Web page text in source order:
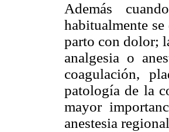
Además
habitualmente
parto con dolor;
analgesia o
coagulación,
patología de la
mayor
anestesia regional